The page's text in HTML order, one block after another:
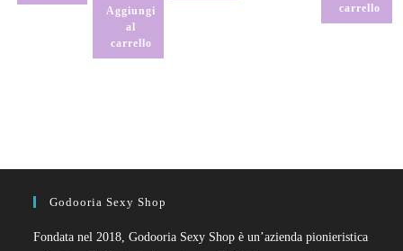
Aggiungi
al
carrello
carrello
Godooria Sexy Shop
Fondata nel 2018, Godooria Sexy Shop è un’azienda pionieristica